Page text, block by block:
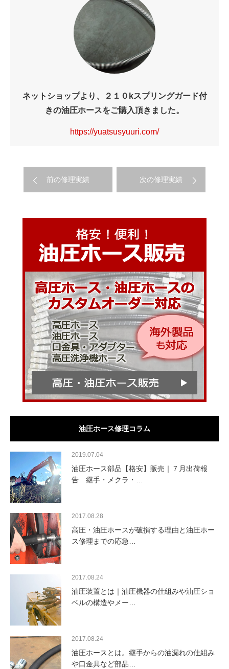
ネットショップより、２１０kスプリングガード付
きの油圧ホースをご購入頂きました。
https://yuatsusyuuri.com/
前の修理実績 次の修理実績
油圧ホース修理コラム
2019.07.04
油圧ホース部品【格安】販売｜７月出荷報
告 継手・メクラ・…
2017.08.28
高圧・油圧ホースが破損する理由と油圧ホー
ス修理までの応急…
2017.08.24
油圧装置とは｜油圧機器の仕組みや油圧ショ
ベルの構造やメー…
2017.08.24
油圧ホースとは。継手からの油漏れの仕組み
や口金具など部品…